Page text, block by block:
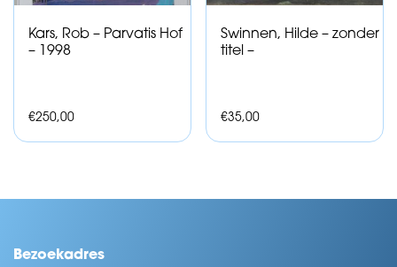
Kars, Rob – Parvatis Hof
– 1998
€250,00
Swinnen, Hilde – zonder
titel –
€35,00
Bezoekadres